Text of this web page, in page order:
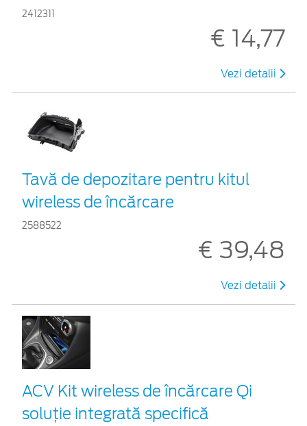
2412311
€ 14,77
Vezi detalii
Tavă de depozitare pentru kitul
wireless de încărcare
2588522
€ 39,48
Vezi detalii
ACV Kit wireless de încărcare Qi
soluție integrată specifică